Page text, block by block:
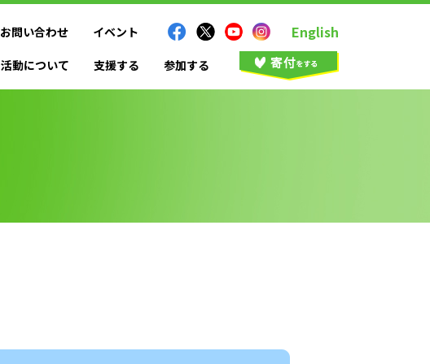
活動について 支援する 参加する
お問い合わせ イベント English